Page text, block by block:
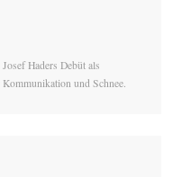
Haders Debüt als
und Schnee.